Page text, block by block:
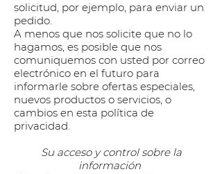
solicitud, por ejemplo, para enviar un
pedido.
A menos que nos solicite que no lo
hagamos, es posible que nos
comuniquemos con usted por correo
electrónico en el futuro para
informarle sobre ofertas especiales,
nuevos productos o servicios, o
cambios en esta política de
privacidad.
Su acceso y control sobre la
información